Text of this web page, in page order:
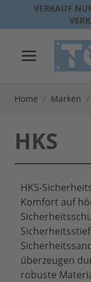
Direkt zum Inhalt
VERKAUF
Home / Marken /
HKS
HKS-
Komfort auf
überzeugen
robuste